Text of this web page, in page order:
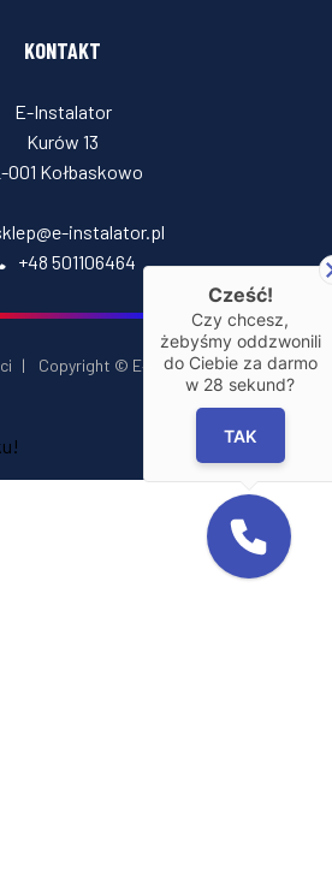
KONTAKT
E-Instalator
Kurów 13
001 Kołbaskowo
instalator.pl
+48 501106464
| Copyright © E‑Installator 2026
Cześć!
Czy chcesz,
żebyśmy oddzwonili
do Ciebie za darmo
w 28 sekund?
TAK